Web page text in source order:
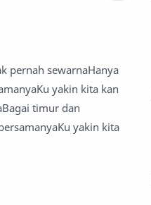
pernah sewarnaHanya
yakin kita kan
timur dan
yakin kita